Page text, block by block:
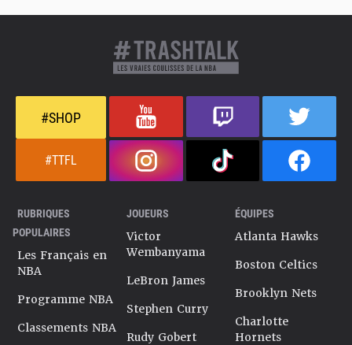
#SHOP
#TTFL
RUBRIQUES
POPULAIRES
Les Français en
NBA
Programme NBA
Classements NBA
JOUEURS
Victor
Wembanyama
LeBron James
Stephen Curry
Rudy Gobert
ÉQUIPES
Atlanta Hawks
Boston Celtics
Brooklyn Nets
Charlotte
Hornets